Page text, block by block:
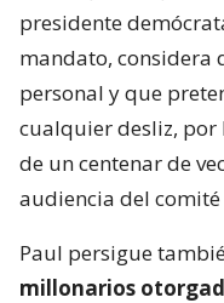
presidente
mandato, considera
personal y que
cualquier desliz, por
de un centenar de
audiencia del
Paul persigue
millonarios